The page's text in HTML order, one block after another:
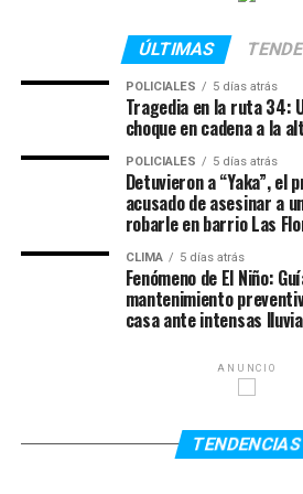
transferencias monetarias para
aumento en los precios de los
colaboración para conseguir
para los familiares de Serena
el país oceánico realizando las
correspondientes.
El accidente ocurrió el jueves
cuando un micro turístico que
pasajeros chocó contra otro
volcando en una ruta del noreste
autoridades locales calificaron la
“catastrófica” y confirmaron que
además de la víctima fatal
Serena había sido trasladada con
médico luego del impacto, pero
debido a la gravedad de las
Valentina continúa internada bajo
ÚLTIMAS
POLICIALES 5 días atrás
Tragedia en la ruta 34:
choque en cadena a la
POLICIALES 5 días atrás
Detuvieron a “Yaka”,
acusado de asesinar a
robarle en barrio Las
CLIMA 5 días atrás
Fenómeno de El Niño:
mantenimiento
casa ante intensas
ANUNCIO
TENDENCIAS